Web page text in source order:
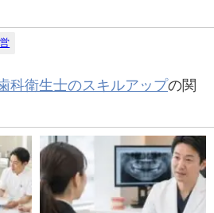
科衛生士のスキルアップの関